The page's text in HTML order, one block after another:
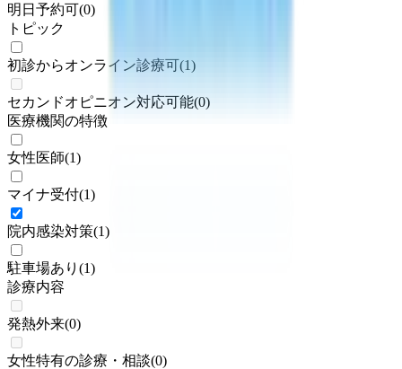
明日予約可(0)
トピック
初診からオンライン診療可(1)
セカンドオピニオン対応可能(0)
医療機関の特徴
女性医師(1)
マイナ受付(1)
院内感染対策(1)
駐車場あり (1)
診療内容
発熱外来(0)
女性特有の診療・相談(0)